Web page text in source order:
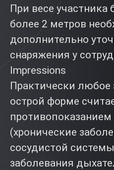
При весе участника
более 2 метров
дополнительно
снаряжения у
Impressions
Практически любое
острой форме
(хронические
сосудистой
заболевания